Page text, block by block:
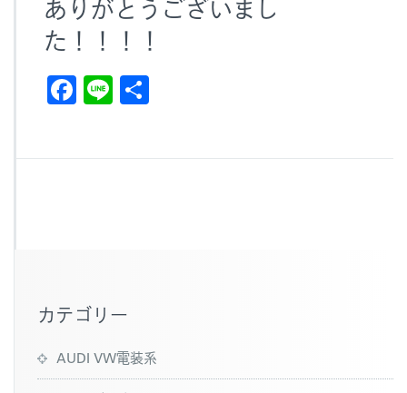
ありがとうございまし
た！！！！
F Li
カテゴリー
AUDI VW電装系